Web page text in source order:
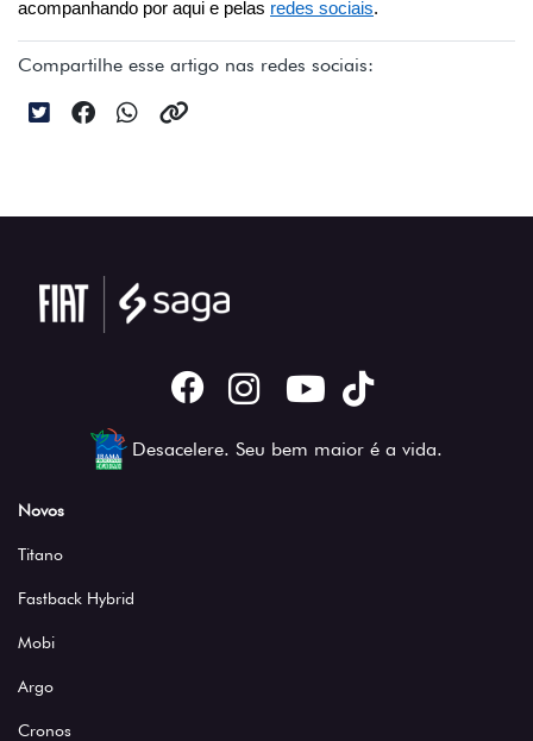
acompanhando por aqui e pelas redes sociais.
Compartilhe esse artigo nas redes sociais:
Desacelere. Seu bem maior é a vida.
Novos
Titano
Fastback Hybrid
Mobi
Argo
Cronos